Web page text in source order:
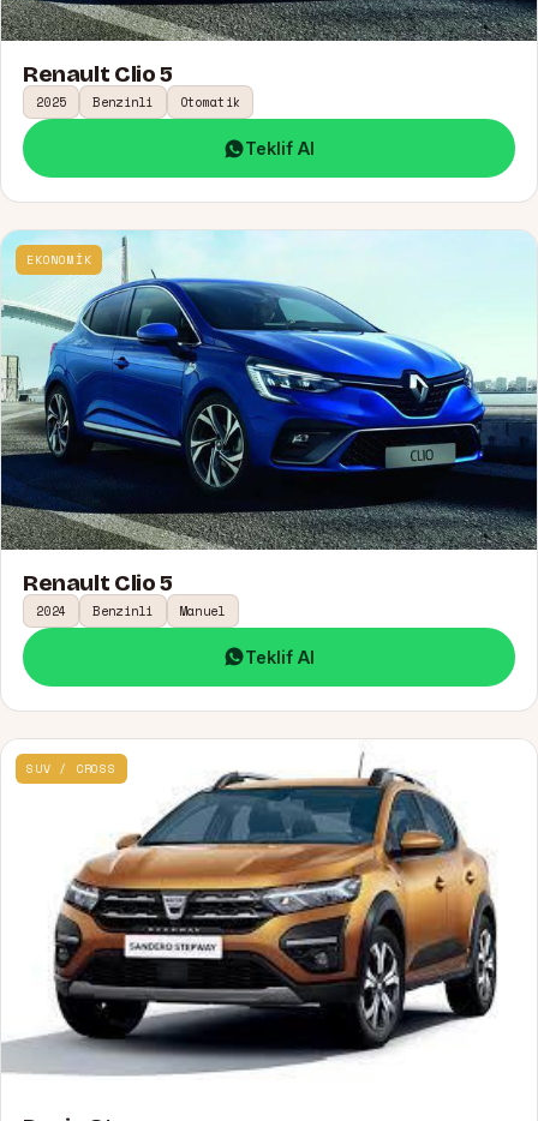
Renault Clio 5
2025 Benzinli Otomatik
Teklif Al
EKONOMİK
Renault Clio 5
2024 Benzinli Manuel
Teklif Al
SUV / CROSS